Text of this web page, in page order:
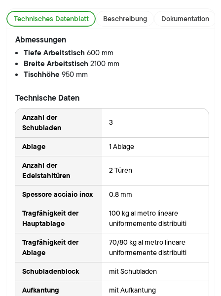
Technisches Datenblatt Beschreibung Dokumentation
Abmessungen
Tiefe Arbeitstisch600 mm
Breite Arbeitstisch2100 mm
Tischhöhe950 mm
Technische Daten
Anzahl der
Schubladen
3
Ablage 1 Ablage
Anzahl der
Edelstahltüren
2 Türen
Spessore acciaio inox 0.8 mm
Tragfähigkeit der
Hauptablage
100 kg al metro lineare
uniformemente distribuiti
Tragfähigkeit der
Ablage
70/80 kg al metro lineare
uniformemente distribuiti
Schubladenblock mit Schubladen
Aufkantung mit Aufkantung